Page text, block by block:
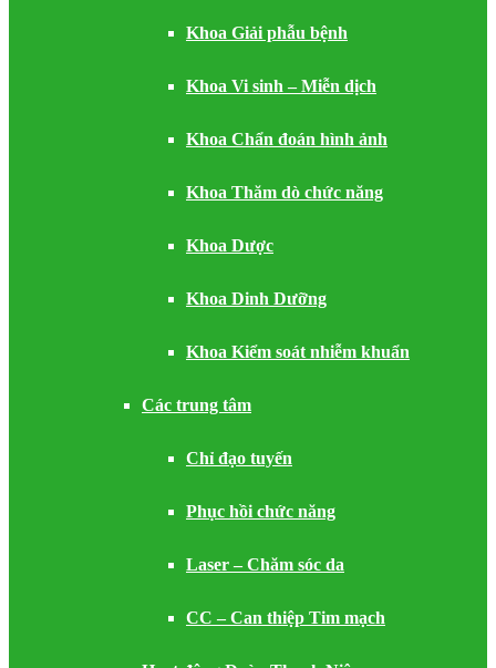
Khoa Giải phẫu bệnh
Khoa Vi sinh – Miễn dịch
Khoa Chẩn đoán hình ảnh
Khoa Thăm dò chức năng
Khoa Dược
Khoa Dinh Dưỡng
Khoa Kiểm soát nhiễm khuẩn
Các trung tâm
Chỉ đạo tuyến
Phục hồi chức năng
Laser – Chăm sóc da
CC – Can thiệp Tim mạch